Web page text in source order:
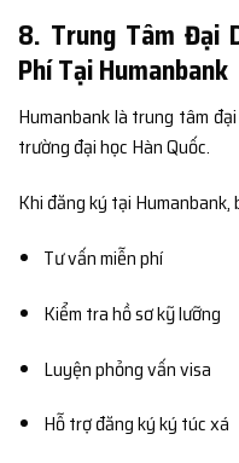
8. Trung Tâm Đại
Phí Tại Humanbank
Humanbank là trung tâm
trường đại học Hàn Quốc.
Khi đăng ký tại Humanbank,
Tư vấn miễn phí
Kiểm tra hồ sơ kỹ lưỡng
Luyện phỏng vấn visa
Hỗ trợ đăng ký ký túc xá